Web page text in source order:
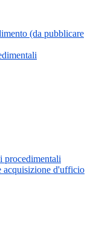
(da pubblicare
procedimentali
acquisizione d'ufficio